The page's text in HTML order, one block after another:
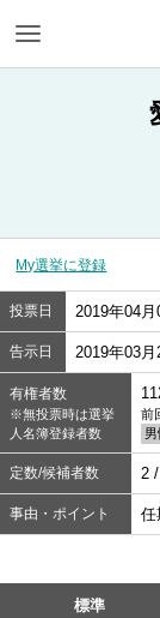
My選挙に登録
投票日 2019年04月
告示日 2019年03月
有権者数
※無投票時は選挙
人名簿登録者数
前
男
定数/候補者数 2
事由・ポイント 任
標準